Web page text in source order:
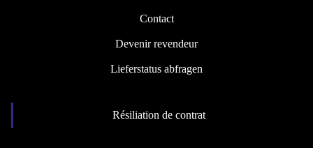
Contact
Devenir revendeur
Lieferstatus abfragen
Résiliation de contrat